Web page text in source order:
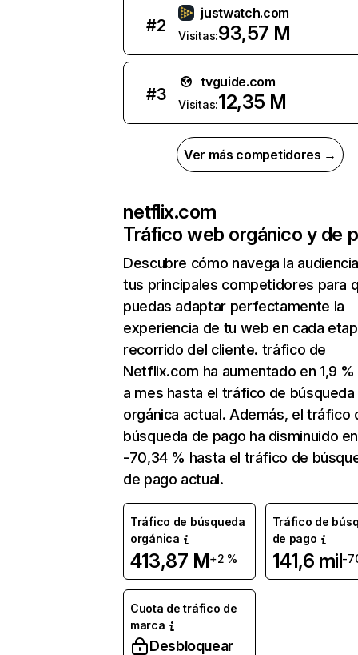
#2
justwatch.com
Visitas:93,57 M
#3
tvguide.com
Visitas:12,35 M
Ver más competidores →
netflix.com
Tráfico web orgánico y de
Descubre cómo navega la
tus principales competidores para
puedas adaptar perfectamente la
experiencia de tu web en cada
recorrido del cliente. tráfico de
Netflix.com ha aumentado en 1,9
a mes hasta el tráfico de búsqueda
orgánica actual. Además, el tráfico
búsqueda de pago ha disminuido en
-70,34 % hasta el tráfico de
de pago actual.
Tráfico de búsqueda
orgánica
413,87 M+2 %
Tráfico de
de pago
141,6 mil-
Cuota de tráfico de
marca
Desbloquear